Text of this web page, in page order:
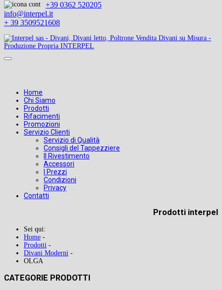
+39 0362 520205
info@interpel.it
+ 39 3509521608
Home
Chi Siamo
Prodotti
Rifacimenti
Promozioni
Servizio Clienti
Servizio di Qualità
Consigli del Tappezziere
Il Rivestimento
Accessori
I Prezzi
Condizioni
Privacy
Contatti
Prodotti interpel
Sei qui:
Home -
Prodotti -
Divani Moderni -
OLGA
CATEGORIE PRODOTTI